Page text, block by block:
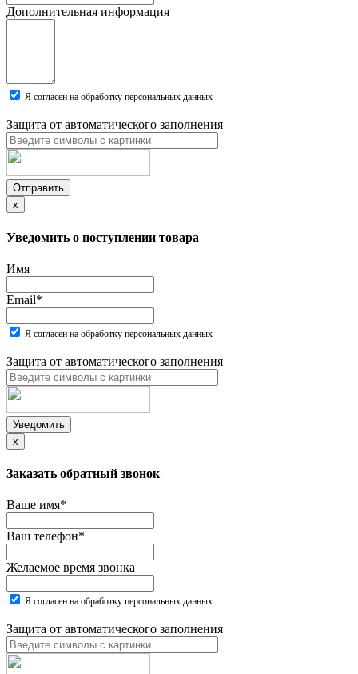
Дополнительная информация
Я согласен на обработку персональных данных
Защита от автоматического заполнения
Отправить
x
Уведомить о поступлении товара
Имя
Email*
Я согласен на обработку персональных данных
Защита от автоматического заполнения
Уведомить
x
Заказать обратный звонок
Ваше имя*
Ваш телефон*
Желаемое время звонка
Я согласен на обработку персональных данных
Защита от автоматического заполнения